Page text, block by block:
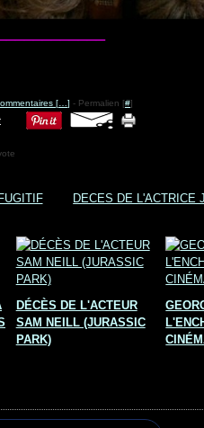
[ ] - Permalien [#]
DECES DE L'ACTRICE
DÉCÈS DE L'ACTEUR
SAM NEILL (JURASSIC
PARK)